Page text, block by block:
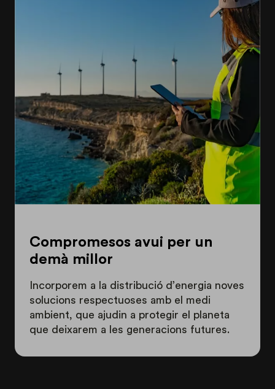
Compromesos avui per un
demà millor
Incorporem a la distribució d’energia noves
solucions respectuoses amb el medi
ambient, que ajudin a protegir el planeta
que deixarem a les generacions futures.